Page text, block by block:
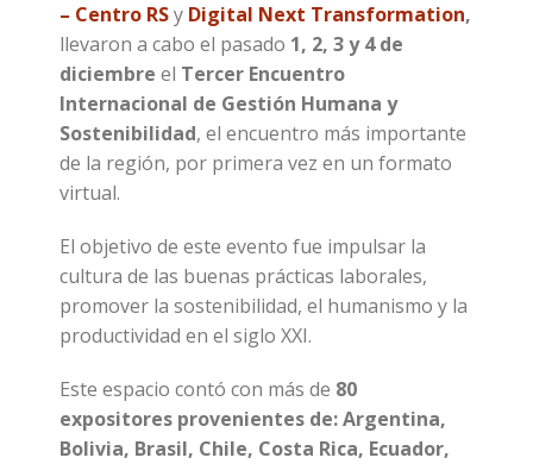
– Centro RSy Digital Next Transformation,
llevaron a cabo el pasado 1, 2, 3 y 4 de
diciembre el Tercer Encuentro
Internacional de Gestión Humana y
Sostenibilidad, el encuentro más importante
de la región, por primera vez en un formato
virtual.
El objetivo de este evento fue impulsar la
cultura de las buenas prácticas laborales,
promover la sostenibilidad, el humanismo y la
productividad en el siglo XXI.
Este espacio contó con más de 80
expositores provenientes de: Argentina,
Bolivia, Brasil, Chile, Costa Rica, Ecuador,